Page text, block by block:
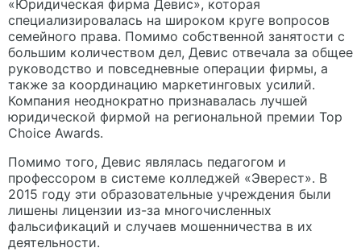
«Юридическая фирма Девис», которая
специализировалась на широком круге вопросов
семейного права. Помимо собственной занятости с
большим количеством дел, Девис отвечала за общее
руководство и повседневные операции фирмы, а
также за координацию маркетинговых усилий.
Компания неоднократно признавалась лучшей
юридической фирмой на региональной премии Top
Choice Awards.
Помимо того, Девис являлась педагогом и
профессором в системе колледжей «Эверест». В
2015 году эти образовательные учреждения были
лишены лицензии из-за многочисленных
фальсификаций и случаев мошенничества в их
деятельности.